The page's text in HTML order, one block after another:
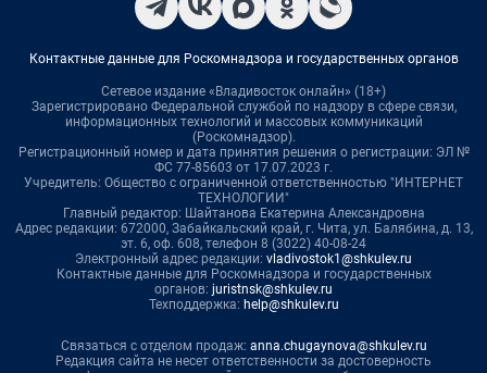
Контактные данные для Роскомнадзора и государственных органов
Сетевое издание «Владивосток онлайн» (18+)
Зарегистрировано Федеральной службой по надзору в сфере связи,
информационных технологий и массовых коммуникаций
(Роскомнадзор).
Регистрационный номер и дата принятия решения о регистрации: ЭЛ №
ФС 77-85603 от 17.07.2023 г.
Учредитель: Общество с ограниченной ответственностью "ИНТЕРНЕТ
ТЕХНОЛОГИИ"
Главный редактор: Шайтанова Екатерина Александровна
Адрес редакции: 672000, Забайкальский край, г. Чита, ул. Балябина, д. 13,
эт. 6, оф. 608, телефон 8 (3022) 40-08-24
Электронный адрес редакции: vladivostok1@shkulev.ru
Контактные данные для Роскомнадзора и государственных
органов: juristnsk@shkulev.ru
Техподдержка: help@shkulev.ru
Связаться с отделом продаж: anna.chugaynova@shkulev.ru
Редакция сайта не несет ответственности за достоверность